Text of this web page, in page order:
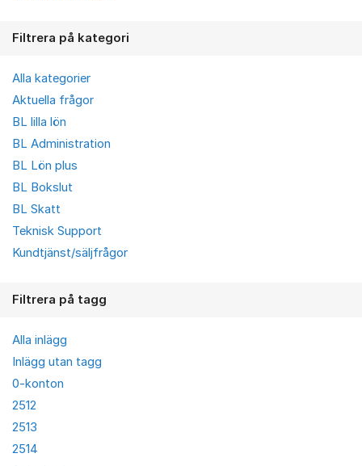
Filtrera på kategori
Alla kategorier
Aktuella frågor
BL lilla lön
BL Administration
BL Lön plus
BL Bokslut
BL Skatt
Teknisk Support
Kundtjänst/säljfrågor
Filtrera på tagg
Alla inlägg
Inlägg utan tagg
0-konton
2512
2513
2514